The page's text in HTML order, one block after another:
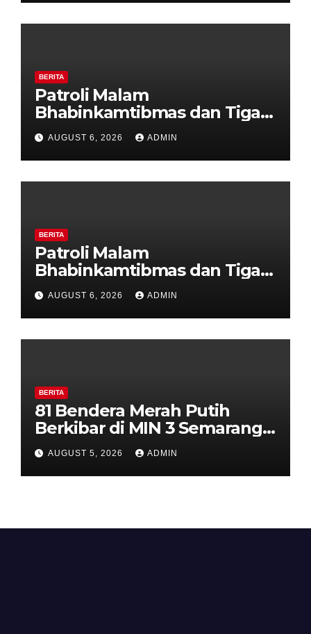
BERITA
Patroli Malam
Bhabinkamtibmas dan Tiga
Pilar Kelurahan Ungaran
Perkuat Kamtibmas, Warga
Diajak Aktifkan Ronda
AUGUST 6, 2026 ADMIN
BERITA
Patroli Malam
Bhabinkamtibmas dan Tiga
Pilar Kelurahan Ungaran
Perkuat Kamtibmas, Warga
Diajak Aktifkan Ronda
AUGUST 6, 2026 ADMIN
BERITA
81 Bendera Merah Putih
Berkibar di MIN 3 Semarang,
Bhabinkamtibmas Desa
Timpik Hadiri Peringatan
HUT ke-81 Kemerdekaan RI
AUGUST 5, 2026 ADMIN